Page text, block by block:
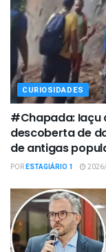
CURIOSIDADES
#Chapada: Iaçu
descoberta de
de antigas
PORESTAGIÁRIO 1